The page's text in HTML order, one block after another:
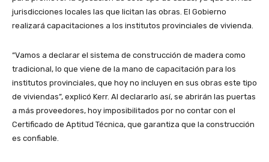
jurisdicciones locales las que licitan las obras. El Gobierno
realizará capacitaciones a los institutos provinciales de vivienda.
“Vamos a declarar el sistema de construcción de madera como
tradicional, lo que viene de la mano de capacitación para los
institutos provinciales, que hoy no incluyen en sus obras este tipo
de viviendas”, explicó Kerr. Al declararlo así, se abrirán las puertas
a más proveedores, hoy imposibilitados por no contar con el
Certificado de Aptitud Técnica, que garantiza que la construcción
es confiable.